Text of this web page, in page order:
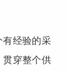
经验的采
穿整个供